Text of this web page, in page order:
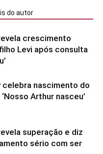
do autor
crescimento
Levi após consulta
celebra nascimento do
Arthur nasceu’
superação e diz
sério com ser